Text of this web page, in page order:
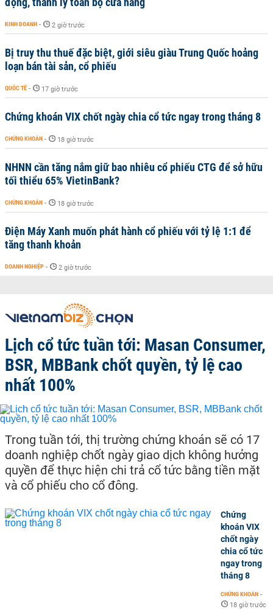
KINH DOANH - 2 giờ trước
Bị truy thu thuế đặc biệt, giới siêu giàu Trung Quốc hoảng
loạn bán tài sản, cổ phiếu
QUỐC TẾ - 17 giờ trước
Chứng khoán VIX chốt ngày chia cổ tức ngay trong tháng 8
CHỨNG KHOÁN - 18 giờ trước
NHNN cần tăng nắm giữ bao nhiêu cổ phiếu CTG để sở hữu
tối thiểu 65% VietinBank?
CHỨNG KHOÁN - 18 giờ trước
Điện Máy Xanh muốn phát hành cổ phiếu với tỷ lệ 1:1 để
tăng thanh khoản
DOANH NGHIỆP - 2 giờ trước
Lịch cổ tức tuần tới: Masan Consumer,
BSR, MBBank chốt quyền, tỷ lệ cao
nhất 100%
Trong tuần tới, thị trường chứng khoán sẽ có 17
doanh nghiệp chốt ngày giao dịch không hưởng
quyền để thực hiện chi trả cổ tức bằng tiền mặt
và cổ phiếu cho cổ đông.
Chứng
khoán VIX
chốt ngày
chia cổ tức
ngay trong
tháng 8
CHỨNG KHOÁN -
18 giờ trước